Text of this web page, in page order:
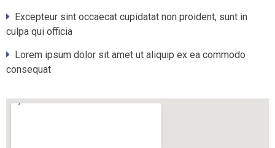
Excepteur sint occaecat cupidatat non proident, sunt in
culpa qui officia
Lorem ipsum dolor sit amet ut aliquip ex ea commodo
consequat